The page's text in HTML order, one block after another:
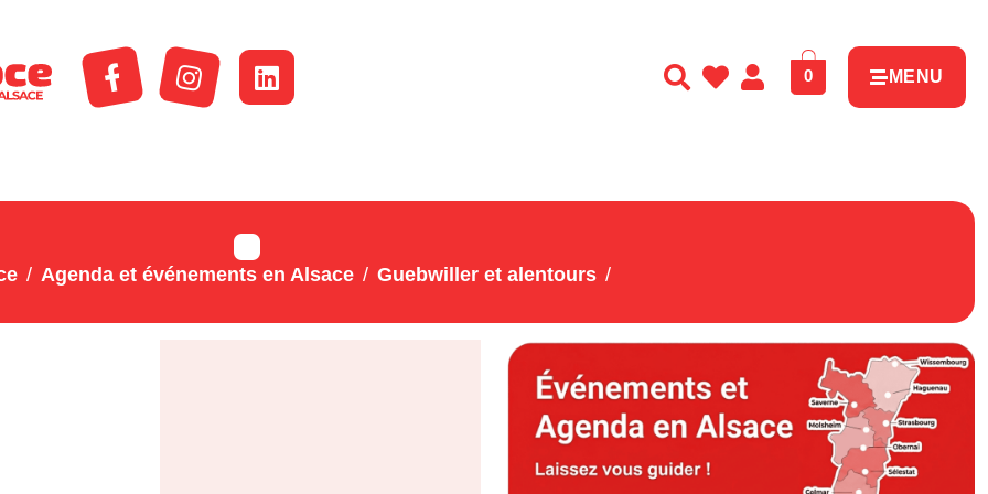
0 MENU
Agenda et événements en Alsace Guebwiller et alentours